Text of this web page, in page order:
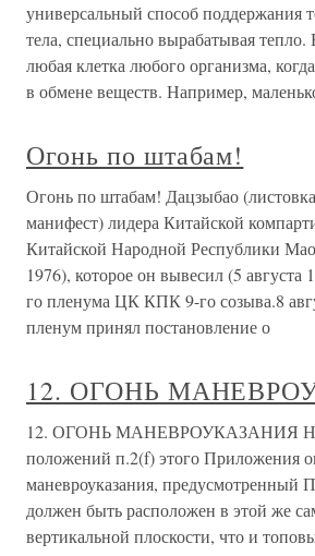
универсальный способ поддержания
тела, специально вырабатывая тепло.
любая клетка любого организма,
в обмене веществ. Например,
Огонь по штабам!
Огонь по штабам! Дацзыбао
манифест) лидера Китайской
Китайской Народной Республики
1976), которое он вывесил (5 августа
го пленума ЦК КПК 9-го созыва.8
пленум принял постановление о
12. ОГОНЬ
12. ОГОНЬ МАНЕВРОУКАЗАНИЯ
положений п.2(f) этого Приложения
маневроуказания, предусмотренный
должен быть расположен в этой же
вертикальной плоскости, что и